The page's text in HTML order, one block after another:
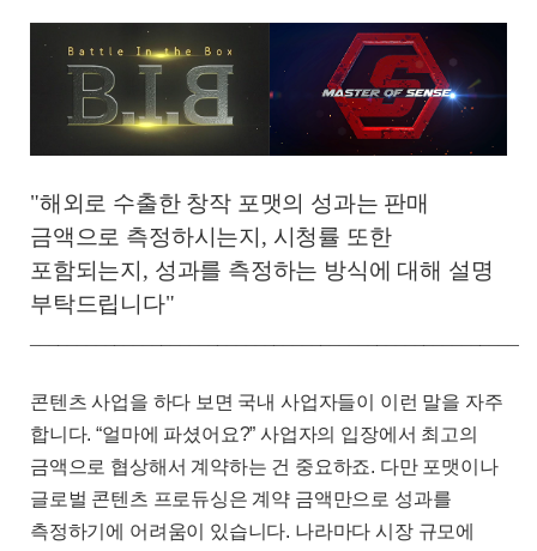
"해외로 수출한 창작 포맷의 성과는 판매
금액으로 측정하시는지, 시청률 또한
포함되는지, 성과를 측정하는 방식에 대해 설명
부탁드립니다"
콘텐츠 사업을 하다 보면 국내 사업자들이 이런 말을 자주
합니다. “얼마에 파셨어요?” 사업자의 입장에서 최고의
금액으로 협상해서 계약하는 건 중요하죠. 다만 포맷이나
글로벌 콘텐츠 프로듀싱은 계약 금액만으로 성과를
측정하기에 어려움이 있습니다. 나라마다 시장 규모에